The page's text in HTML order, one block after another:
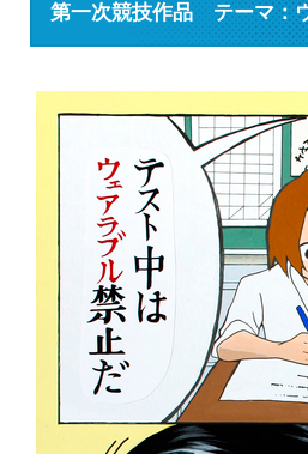
第一次競技作品 テーマ：